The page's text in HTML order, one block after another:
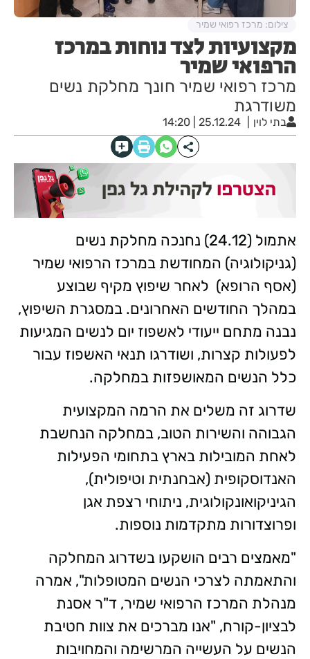
מקצועיות לצד נוחות במרכז
הרפואי שמיר
מרכז רפואי שמיר חונך מחלקת נשים
משודרגת
בתי לוין 25.12.24 | 14:20
צילום: מרכז רפואי שמיר
אתמול (24.12) נחנכה מחלקת נשים
(גניקולוגיה) המחודשת במרכז הרפואי שמיר
(אסף הרופא) לאחר שיפוץ מקיף שבוצע
במהלך החודשים האחרונים. במסגרת השיפוץ,
נבנה מתחם ייעודי לאשפוז יום לנשים המגיעות
לפעולות קצרות, ושודרגו תנאי האשפוז עבור
כלל הנשים המאושפזות במחלקה.
שדרוג זה משלים את הרמה המקצועית
הגבוהה והשירות הטוב, במחלקה הנחשבת
לאחת המובילות בארץ בתחומי הפעילות
האנדוסקופית (אבחנתית וטיפולית),
הגיניקואונקולוגית, ניתוחי רצפת אגן
ופרוצדורות מתקדמות נוספות.
"מאמצים רבים הושקעו בשדרוג המחלקה
והתאמתה לצרכי הנשים המטופלות", אמרה
מנהלת המרכז הרפואי שמיר, ד"ר אסנת
לבציון-קורח, "אנו מברכים את צוות חטיבת
הנשים על העשייה המרשימה והמחויבות